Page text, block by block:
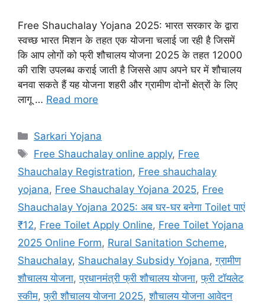
Free Shauchalay Yojana 2025: भारत सरकार के द्वारा
स्वच्छ भारत मिशन के तहत एक योजना चलाई जा रही है जिसमें
कि आप लोगों को फ्री शौचालय योजना 2025 के तहत 12000
की राशि उपलब्ध कराई जाती है जिससे आप अपने घर में शौचालय
बनवा सकते हैं यह योजना शहरी और ग्रामीण दोनों क्षेत्रों के लिए
लागू … Read more
Categories
Sarkari Yojana
Tags
Free Shauchalay online apply, Free
Shauchalay Registration, Free shauchalay
yojana, Free Shauchalay Yojana 2025, Free
Shauchalay Yojana 2025: अब घर-घर बनेगा Toilet पाएं
₹12, Free Toilet Apply Online, Free Toilet Yojana
2025 Online Form, Rural Sanitation Scheme,
Shauchalay, Shauchalay Subsidy Yojana,ग्रामीण
शौचालय योजना,प्रधानमंत्री फ्री शौचालय योजना,फ्री टॉयलेट
स्कीम,फ्री शौचालय योजना 2025,शौचालय योजना आवेदन